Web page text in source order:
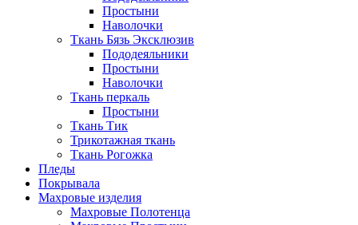
Простыни
Наволочки
Ткань Бязь Эксклюзив
Пододеяльники
Простыни
Наволочки
Ткань перкаль
Простыни
Ткань Тик
Трикотажная ткань
Ткань Рогожка
Пледы
Покрывала
Махровые изделия
Махровые Полотенца